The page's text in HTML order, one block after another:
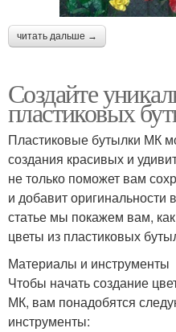
читать дальше →
Создайте
пластиковых
Пластиковые бутылки МК
создания красивых и
не только поможет вам
и добавит оригинальности
статье мы покажем вам,
цветы из пластиковых
Материалы и инструменты
Чтобы начать создание
МК, вам понадобятся
инструменты: